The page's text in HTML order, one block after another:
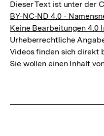
Dieser Text ist unter der
BY-NC-ND 4.0 -
Keine Bearbeitungen 4.0
Urheberrechtliche
Videos finden sich direkt
Sie wollen einen Inhalt